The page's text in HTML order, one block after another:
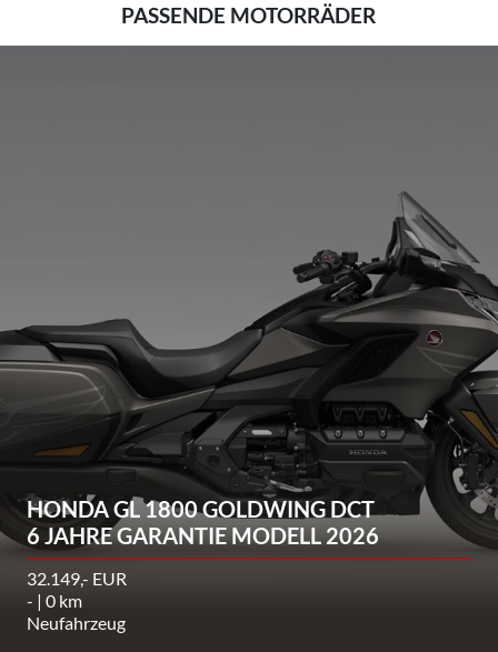
PASSENDE MOTORRÄDER
HONDA GL 1800 GOLDWING DCT
6 JAHRE GARANTIE MODELL 2026
32.149,- EUR
- | 0 km
Neufahrzeug